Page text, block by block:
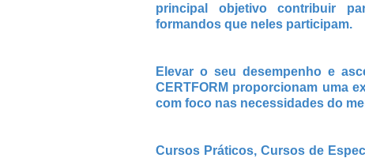
principal objetivo contribuir
formandos que neles participam.
Elevar o seu desempenho e
CERTFORM proporcionam uma
com foco nas necessidades do
Cursos Práticos, Cursos de